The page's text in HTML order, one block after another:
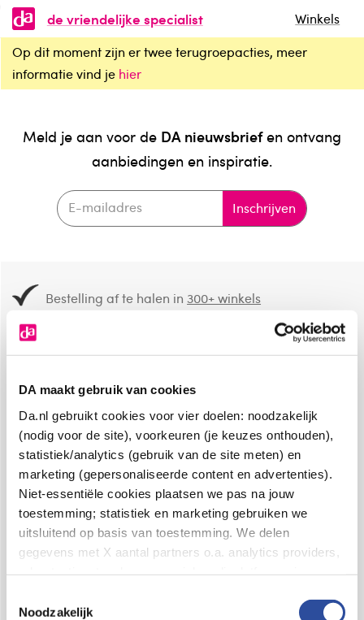
DA maakt gebruik van cookies
Da.nl gebruikt cookies voor vier doelen: noodzakelijk
(nodig voor de site), voorkeuren (je keuzes onthouden),
statistiek/analytics (gebruik van de site meten) en
marketing (gepersonaliseerde content en advertenties).
Niet-essentiële cookies plaatsen we pas na jouw
toestemming; statistiek en marketing gebruiken we
uitsluitend op basis van toestemming. We delen
gegevens met X aantal partners o.a. analytics providers,
en de bewaartermijnen per categorie. Je kunt je keuze op
Noodzakelijk
de vriendelijke specialist
Winkels
Op dit moment zijn er twee terugroepacties, meer
informatie vind je hier
Meld je aan voor de DA nieuwsbriefen ontvang
aanbiedingen en inspiratie.
Inschrijven
Bestelling af te halen in300+ winkels
8.6 uit4.106 reviews
Over DA
Klantenservice
Assortiment
VolgDAop: